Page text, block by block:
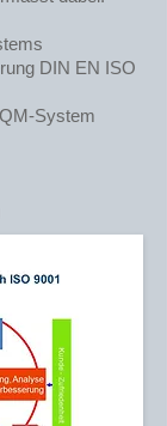
DIN EN ISO
System